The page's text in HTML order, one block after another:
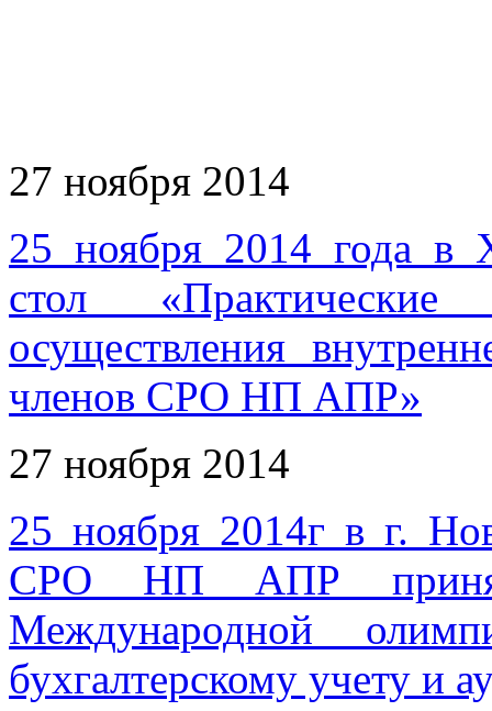
27 ноября 2014
25 ноября 2014 года в
стол
осуществления
членов СРО НП АПР»
27 ноября 2014
25 ноября 2014г в г.
СРО НП АПР принял
Международной
бухгалтерскому учету и